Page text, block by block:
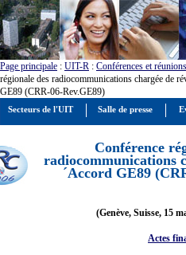
Page principale : UIT-R : Conférences et réunions
régionale des radiocommunications chargée de
GE89 (CRR-06-Rev.GE89)
Conférence
radiocommunications
´Accord GE89
(Genève, Suisse, 15
Actes
Secteurs de l'UIT Salle de presse